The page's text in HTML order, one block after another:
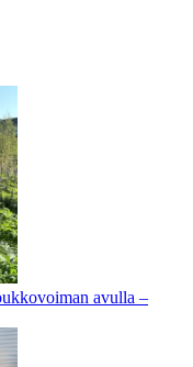
avulla –